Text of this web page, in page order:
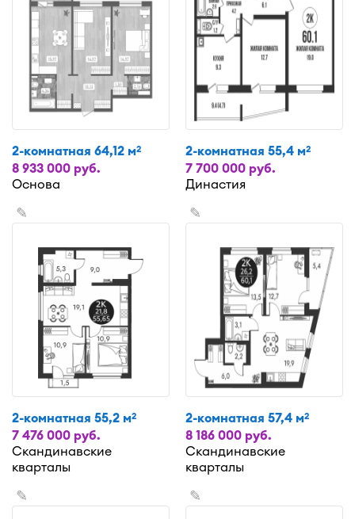
2-комнатная 64,12 м2
8 933 000 руб.
Основа
2-комнатная 55,4 м2
7 700 000 руб.
Династия
✎
2-комнатная 55,2 м2
7 476 000 руб.
Скандинавские
кварталы
✎
2-комнатная 57,4 м2
8 186 000 руб.
Скандинавские
кварталы
✎ ✎